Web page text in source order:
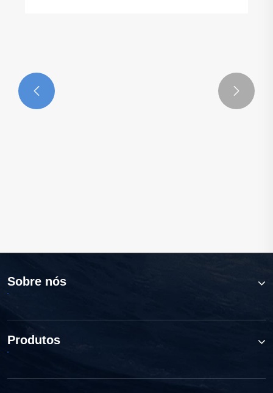
 
Sobre nós
Produtos